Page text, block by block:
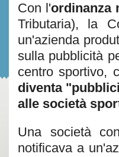
Con l'ordinanza
Tributaria), la
un'azienda
sulla pubblicità
centro sportivo,
diventa
alle società
Una società
notificava a